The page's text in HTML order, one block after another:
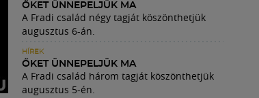
ŐKET ÜNNEPELJÜK MA
A Fradi család négy tagját köszönthetjük
augusztus 6-án.
HÍREK
ŐKET ÜNNEPELJÜK MA
A Fradi család három tagját köszönthetjük
augusztus 5-én.